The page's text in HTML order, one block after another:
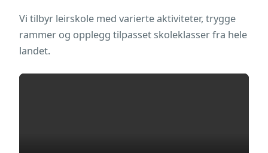
Vi tilbyr leirskole med varierte aktiviteter, trygge
rammer og opplegg tilpasset skoleklasser fra hele
landet.